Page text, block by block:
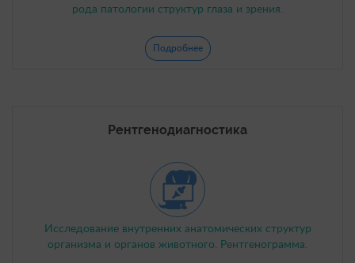
рода патологии структур глаза и зрения.
Подробнее
Рентгенодиагностика
Исследование внутренних анатомических структур
организма и органов животного. Рентгенограмма.